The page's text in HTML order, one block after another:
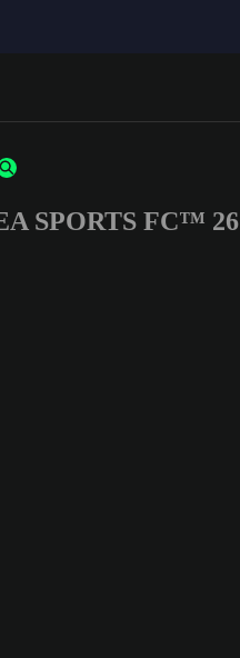
SPORTS FC™ 26